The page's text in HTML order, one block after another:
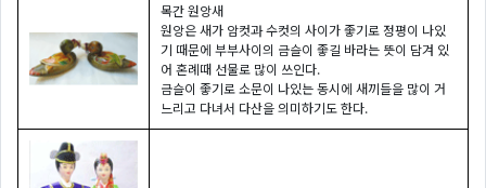
목간 원앙새
원앙은 새가 암컷과 수컷의 사이가 좋기로 정평이 나있
기 때문에 부부사이의 금슬이 좋길 바라는 뜻이 담겨 있
어 혼례때 선물로 많이 쓰인다.
금슬이 좋기로 소문이 나있는 동시에 새끼들을 많이 거
느리고 다녀서 다산을 의미하기도 한다.